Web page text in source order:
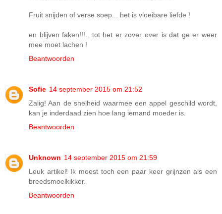
Fruit snijden of verse soep... het is vloeibare liefde !
en blijven faken!!!.. tot het er zover over is dat ge er weer
mee moet lachen !
Beantwoorden
Sofie 14 september 2015 om 21:52
Zalig! Aan de snelheid waarmee een appel geschild wordt,
kan je inderdaad zien hoe lang iemand moeder is.
Beantwoorden
Unknown 14 september 2015 om 21:59
Leuk artikel! Ik moest toch een paar keer grijnzen als een
breedsmoelkikker.
Beantwoorden